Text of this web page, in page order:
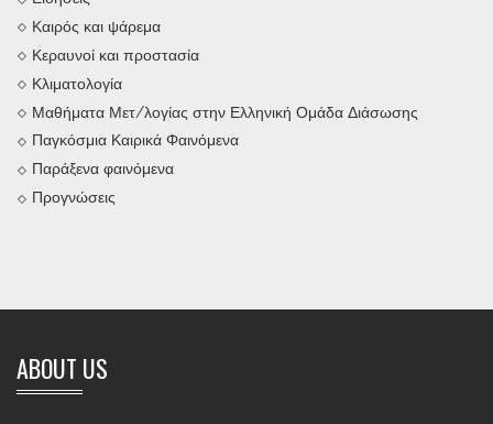
Καιρός και ψάρεμα
Κεραυνοί και προστασία
Κλιματολογία
Μαθήματα Μετ/λογίας στην Ελληνική Ομάδα Διάσωσης
Παγκόσμια Καιρικά Φαινόμενα
Παράξενα φαινόμενα
Προγνώσεις
ABOUT US